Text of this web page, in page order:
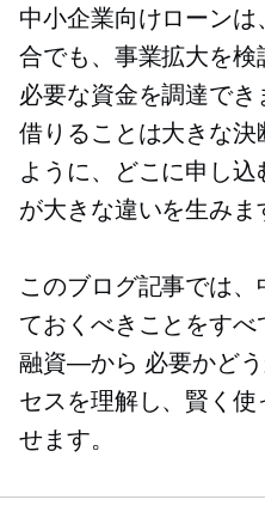
中小企業向けローン
合でも、事業拡大を検
必要な資金を調達で
借りることは大きな
ように、どこに申し
が大きな違いを生みま
このブログ記事では
ておくべきことをすべ
融資—から 必要かど
セスを理解し、賢く使
せます。